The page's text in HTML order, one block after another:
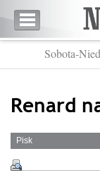
Sobota-
Renard
Pisk